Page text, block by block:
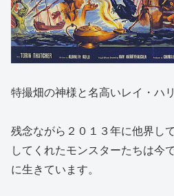
特撮畑の神様と名高いレイ・ハ
残念ながら２０１３年に他界し
してくれたモンスターたちは今
に生きています。